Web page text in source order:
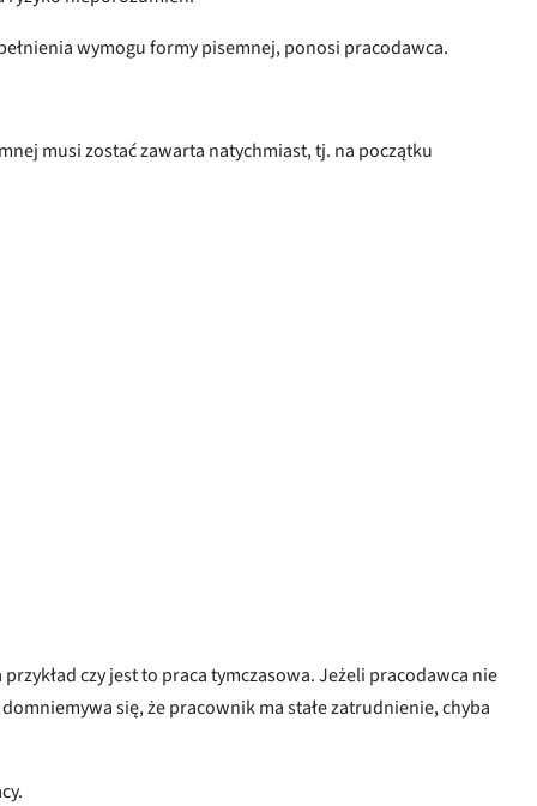
wymogu formy pisemnej, ponosi pracodawca.
musi zostać zawarta natychmiast, tj. na początku
czy jest to praca tymczasowa. Jeżeli pracodawca nie
się, że pracownik ma stałe zatrudnienie, chyba